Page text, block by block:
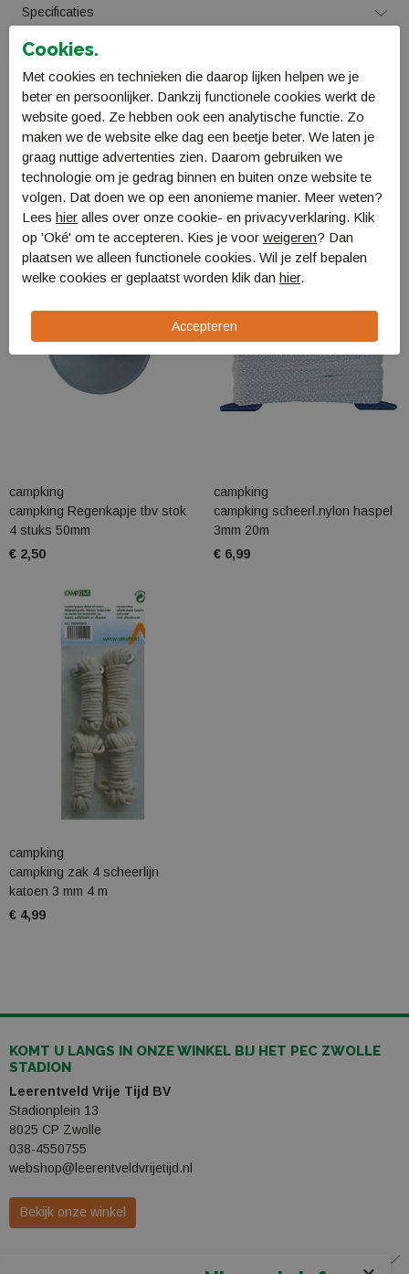
Specificaties
Bestellen en Betalen
Verzending en levering
Retourneren
Gerelateerde producten
campking
campking Regenkapje tbv stok
4 stuks 50mm
€ 2,50
campking
campking scheerl.nylon haspel
3mm 20m
€ 6,99
campking
campking zak 4 scheerlijn
katoen 3 mm 4 m
€ 4,99
KOMT U LANGS IN ONZE WINKEL BIJ HET PEC ZWOLLE
STADION
Leerentveld Vrije Tijd BV
Stadionplein 13
8025 CP Zwolle
038-4550755
webshop@leerentveldvrijetijd.nl
Bekijk onze winkel
Cookies.
Met cookies en technieken die daarop lijken helpen we je
beter en persoonlijker. Dankzij functionele cookies werkt de
website goed. Ze hebben ook een analytische functie. Zo
maken we de website elke dag een beetje beter. We laten je
graag nuttige advertenties zien. Daarom gebruiken we
technologie om je gedrag binnen en buiten onze website te
volgen. Dat doen we op een anonieme manier. Meer weten?
Lees hier alles over onze cookie- en privacyverklaring. Klik
op 'Oké' om te accepteren. Kies je voor weigeren? Dan
plaatsen we alleen functionele cookies. Wil je zelf bepalen
welke cookies er geplaatst worden klik dan hier.